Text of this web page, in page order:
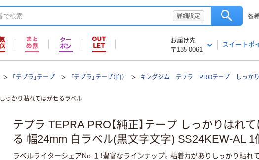
詳細設定 各
お届け先
〒135-0061
スイートポ
「テプラ」テープ 「テプラ」テープ（白） キングジム テプラ PROテープ しっかり
しっかり貼れてはがせるラベル
テプラ TEPRA PRO【純正】テープ しっかりはれ
る 幅24mm 白ラベル(黒文字文字) SS24KEW-AL 1
ラベルライターシェアNo.１！豊富なラインナップ。粘着力がありしっかり貼れ